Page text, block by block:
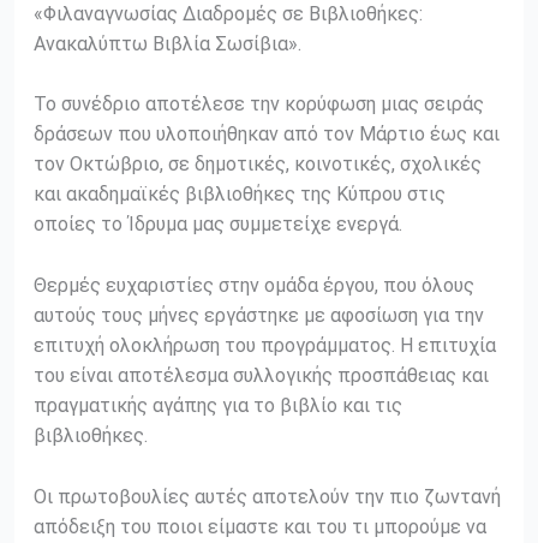
«Φιλαναγνωσίας Διαδρομές σε Βιβλιοθήκες:
Ανακαλύπτω Βιβλία Σωσίβια».
Το συνέδριο αποτέλεσε την κορύφωση μιας σειράς
δράσεων που υλοποιήθηκαν από τον Μάρτιο έως και
τον Οκτώβριο, σε δημοτικές, κοινοτικές, σχολικές
και ακαδημαϊκές βιβλιοθήκες της Κύπρου στις
οποίες το Ίδρυμα μας συμμετείχε ενεργά.
Θερμές ευχαριστίες στην ομάδα έργου, που όλους
αυτούς τους μήνες εργάστηκε με αφοσίωση για την
επιτυχή ολοκλήρωση του προγράμματος. Η επιτυχία
του είναι αποτέλεσμα συλλογικής προσπάθειας και
πραγματικής αγάπης για το βιβλίο και τις
βιβλιοθήκες.
Οι πρωτοβουλίες αυτές αποτελούν την πιο ζωντανή
απόδειξη του ποιοι είμαστε και του τι μπορούμε να